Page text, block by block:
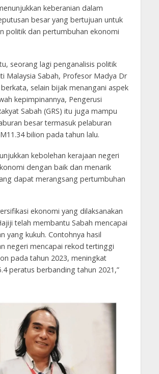
keberanian dalam
besar yang bertujuan untuk
politik dan pertumbuhan ekonomi
seorang lagi penganalisis politik
Malaysia Sabah, Profesor Madya Dr
selain bijak menangani aspek
kepimpinannya, Pengerusi
Sabah (GRS) itu juga mampu
besar termasuk pelaburan
bilion pada tahun lalu.
kebolehan kerajaan negeri
dengan baik dan menarik
dapat merangsang pertumbuhan
ekonomi yang dilaksanakan
telah membantu Sabah mencapai
yang kukuh. Contohnya hasil
negeri mencapai rekod tertinggi
pada tahun 2023, meningkat
peratus berbanding tahun 2021,”